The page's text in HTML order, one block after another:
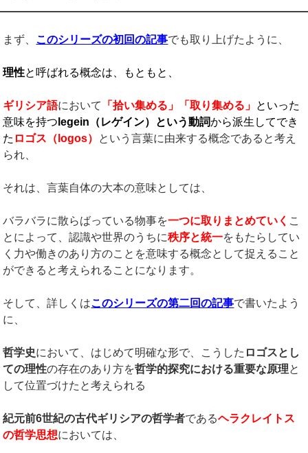
まず、 このシリーズの初回の記事でも取り上げたように、
理性と呼ばれる概念は、もともと、
ギリシア語において 「拾い集める」「取り集める」 といった
意味を持つ legein （レゲイン） という動詞から派生してでき
た ロゴス（ logos） という言葉に由来する概念であると考え
られ、
それは、言葉自体の大本の意味としては、
バラバラに散らばっている物事を一つに取りまとめていく こ
とによって、認識や世界のうちに秩序と統一をもたらしてい
く力や働きのあり方のことを意味する概念として捉えること
ができると考えられることになります。
そして、詳しくはこのシリーズの第二回の記事で書いたよう
に、
哲学史において、はじめて明確な形で、こうした ロゴスとし
ての理性の存在のあり方を哲学的探究における重要な原理と
して位置づけたと考えられる
紀元前6世紀の古代ギリシアの哲学者であるヘラクレイトス
の哲学思想においては、